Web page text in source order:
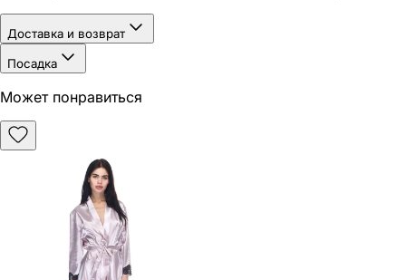
Доставка и возврат
Посадка
Может понравиться